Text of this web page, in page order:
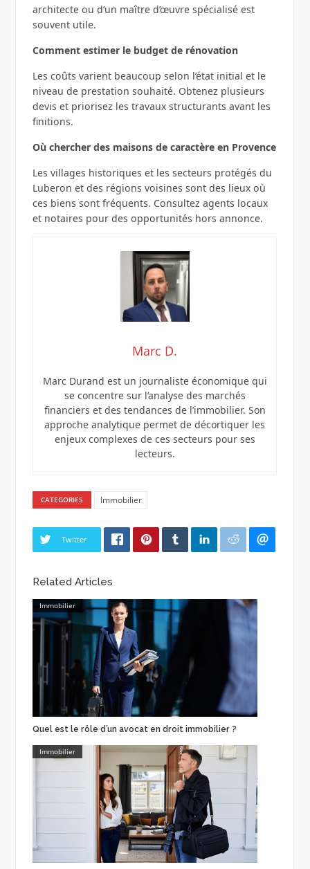
architecte ou d’un maître d’œuvre spécialisé est
souvent utile.
Comment estimer le budget de rénovation
Les coûts varient beaucoup selon l’état initial et le
niveau de prestation souhaité. Obtenez plusieurs
devis et priorisez les travaux structurants avant les
finitions.
Où chercher des maisons de caractère en Provence
Les villages historiques et les secteurs protégés du
Luberon et des régions voisines sont des lieux où
ces biens sont fréquents. Consultez agents locaux
et notaires pour des opportunités hors annonce.
Marc D.
Marc Durand est un journaliste économique qui
se concentre sur l’analyse des marchés
financiers et des tendances de l’immobilier. Son
approche analytique permet de décortiquer les
enjeux complexes de ces secteurs pour ses
lecteurs.
CATEGORIES Immobilier
Twitter
Related Articles
Immobilier
Quel est le rôle d’un avocat en droit immobilier ?
Immobilier